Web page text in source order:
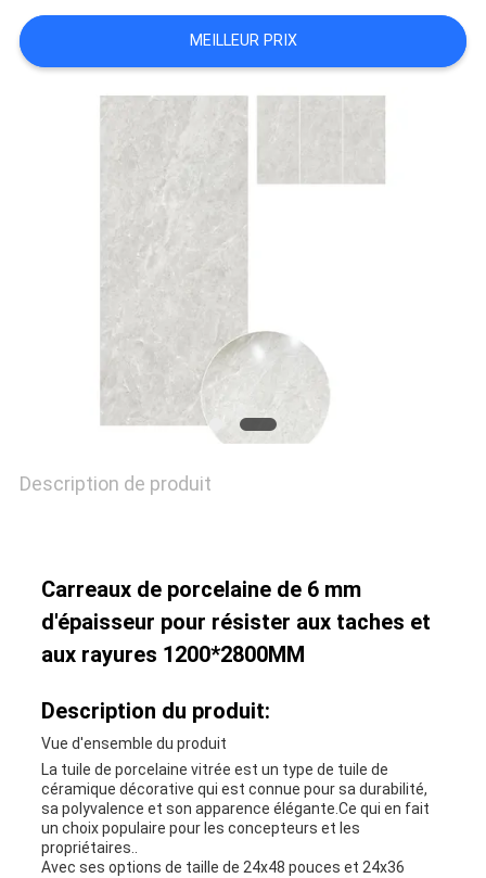
DEMANDEZ
POLITIQUE
CONFIDENTIALITÉ
MEILLEUR PRIX
Description de produit
Carreaux de porcelaine de 6 mm
d'épaisseur pour résister aux taches et
aux rayures 1200*2800MM
Description du produit:
Vue d'ensemble du produit
La tuile de porcelaine vitrée est un type de tuile de
céramique décorative qui est connue pour sa durabilité,
sa polyvalence et son apparence élégante.Ce qui en fait
un choix populaire pour les concepteurs et les
propriétaires..
Avec ses options de taille de 24x48 pouces et 24x36